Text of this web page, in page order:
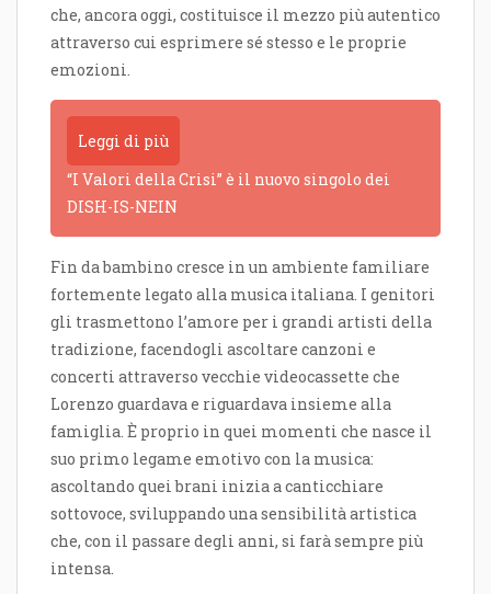
che, ancora oggi, costituisce il mezzo più autentico
attraverso cui esprimere sé stesso e le proprie
emozioni.
Leggi di più
“I Valori della Crisi” è il nuovo singolo dei
DISH-IS-NEIN
Fin da bambino cresce in un ambiente familiare
fortemente legato alla musica italiana. I genitori
gli trasmettono l’amore per i grandi artisti della
tradizione, facendogli ascoltare canzoni e
concerti attraverso vecchie videocassette che
Lorenzo guardava e riguardava insieme alla
famiglia. È proprio in quei momenti che nasce il
suo primo legame emotivo con la musica:
ascoltando quei brani inizia a canticchiare
sottovoce, sviluppando una sensibilità artistica
che, con il passare degli anni, si farà sempre più
intensa.